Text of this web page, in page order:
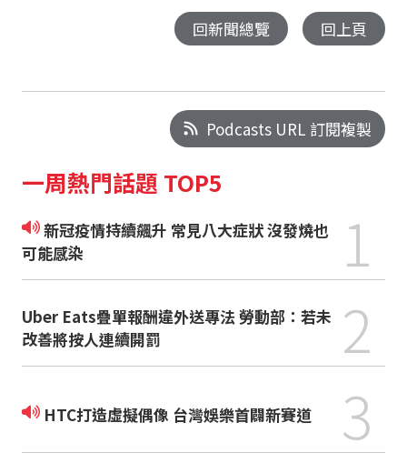
回新聞總覽 回上頁
Podcasts URL 訂閱複製
一周熱門話題 TOP5
新冠疫情持續飆升 常見八大症狀 沒發燒也
可能感染
1
Uber Eats疊單報酬違外送專法 勞動部：若未
改善將按人連續開罰
2
HTC打造虛擬偶像 台灣娛樂首闢新賽道 3